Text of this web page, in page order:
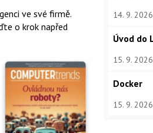
ve své firmě.
o krok napřed
14. 9. 2026
Úvod do
15. 9. 2026
Docker
15. 9. 2026